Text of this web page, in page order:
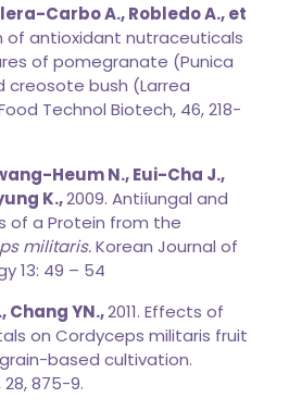
Carbo A., Robledo A., et
of antioxidant nutraceuticals
of pomegranate (Punica
bush (Larrea
Technol Biotech, 46, 218-
Heum N., Eui-Cha J.,
K.,2009. Antiíungal and
of a Protein from the
militaris.Korean Journal of
13: 49 – 54
Chang YN.,2011. Effects of
on Cordyceps militaris fruit
based cultivation.
875-9.